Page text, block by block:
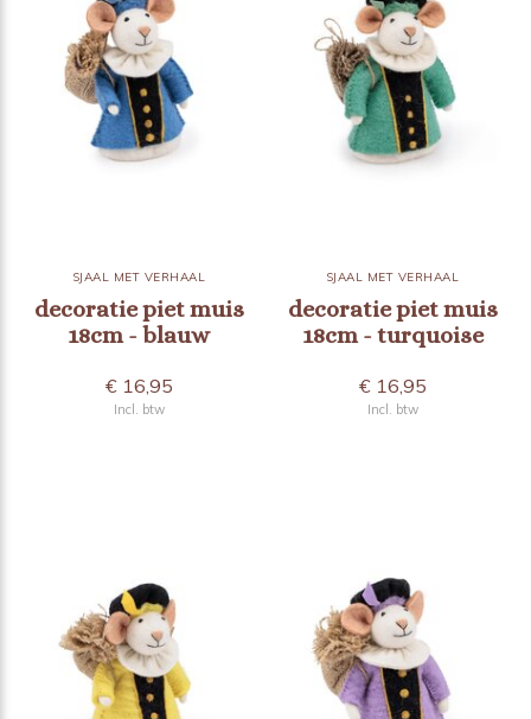
SJAAL MET VERHAAL
decoratie piet muis
18cm - blauw
€ 16,95
Incl. btw
SJAAL MET VERHAAL
decoratie piet muis
18cm - turquoise
€ 16,95
Incl. btw